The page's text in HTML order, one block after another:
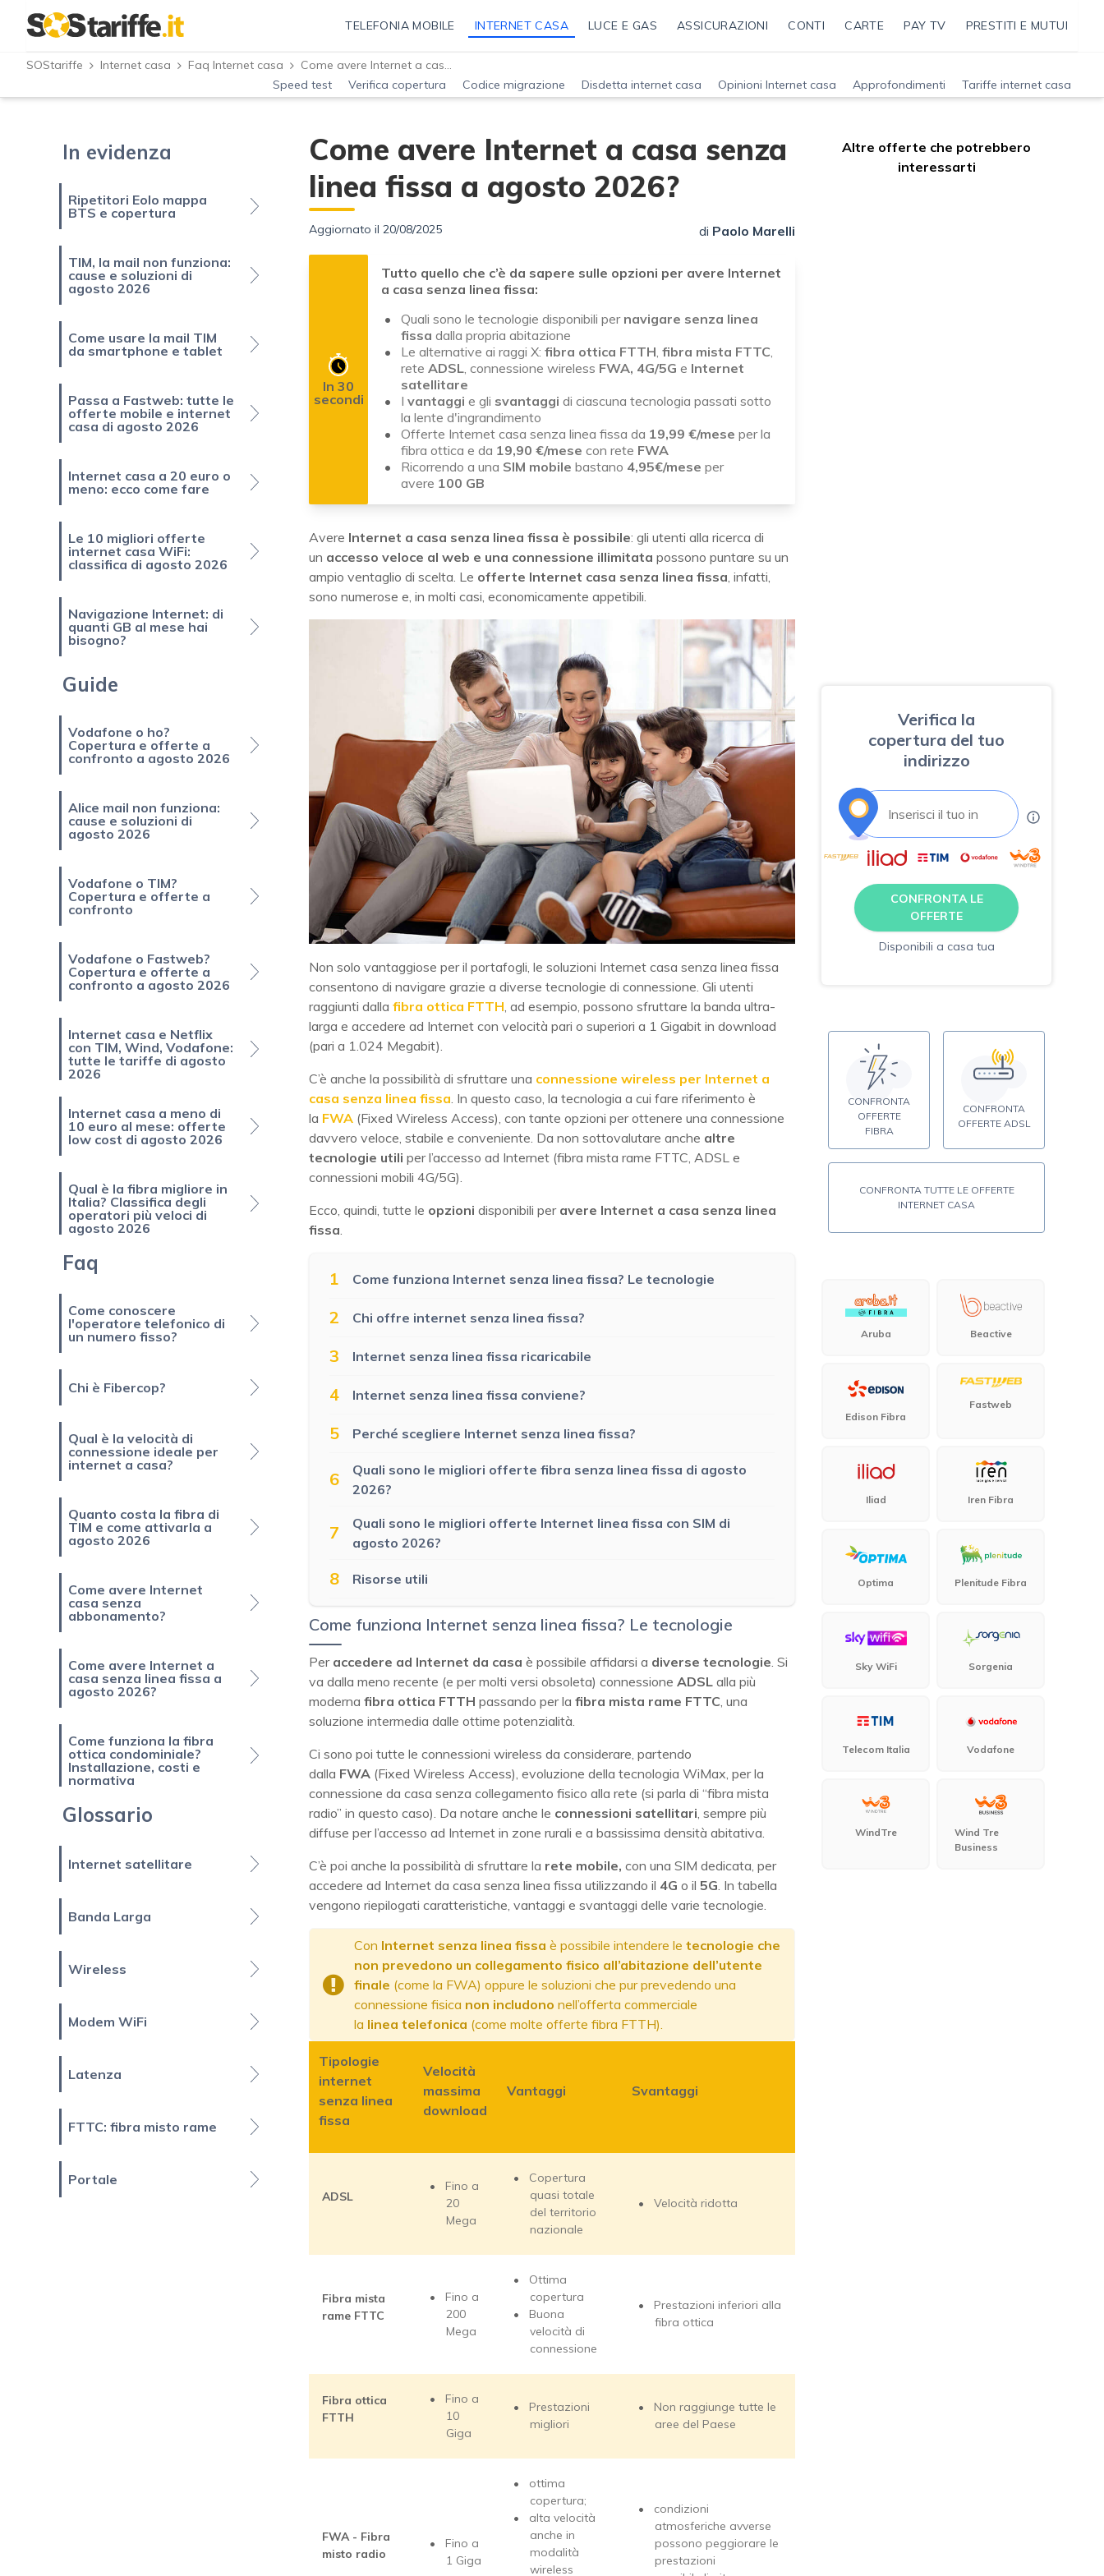
TELEFONIA MOBILE INTERNET CASA LUCE E GAS ASSICURAZIONI CONTI CARTE PAY TV PRESTITI E MUTUI
SOStariffe Internet casa Faq Internet casa
Come avere Internet a casa senza linea fissa a agosto 2026?
Speed test
Verifica copertura Codice migrazione Disdetta internet casa Opinioni Internet casa Approfondimenti Tariffe internet casa
In evidenza
Ripetitori Eolo mappa
BTS e copertura
TIM, la mail non funziona:
cause e soluzioni di
agosto 2026
Come usare la mail TIM
da smartphone e tablet
Passa a Fastweb: tutte le
offerte mobile e internet
casa di agosto 2026
Internet casa a 20 euro o
meno: ecco come fare
Le 10 migliori offerte
internet casa WiFi:
classifica di agosto 2026
Navigazione Internet: di
quanti GB al mese hai
bisogno?
Guide
Vodafone o ho?
Copertura e offerte a
confronto a agosto 2026
Alice mail non funziona:
cause e soluzioni di
agosto 2026
Vodafone o TIM?
Copertura e offerte a
confronto
Vodafone o Fastweb?
Copertura e offerte a
confronto a agosto 2026
Internet casa e Netflix
con TIM, Wind, Vodafone:
tutte le tariffe di agosto
2026
Internet casa a meno di
10 euro al mese: offerte
low cost di agosto 2026
Qual è la fibra migliore in
Italia? Classifica degli
operatori più veloci di
agosto 2026
Faq
Come conoscere
l'operatore telefonico di
un numero fisso?
Chi è Fibercop?
Qual è la velocità di
connessione ideale per
internet a casa?
Quanto costa la fibra di
TIM e come attivarla a
agosto 2026
Come avere Internet
casa senza
abbonamento?
Come avere Internet a
casa senza linea fissa a
agosto 2026?
Come funziona la fibra
ottica condominiale?
Installazione, costi e
normativa
Glossario
Internet satellitare
Banda Larga
Wireless
Modem WiFi
Latenza
FTTC: fibra misto rame
Portale
Come avere Internet a casa senza
linea fissa a agosto 2026?
Aggiornato il 20/08/2025 di Paolo Marelli
In 30
secondi
Tutto quello che c’è da sapere sulle opzioni per avere Internet
a casa senza linea fissa:
Quali sono le tecnologie disponibili per navigare senza linea
fissa dalla propria abitazione
Le alternative ai raggi X: fibra ottica FTTH, fibra mista FTTC,
rete ADSL, connessione wireless FWA, 4G/5G e Internet
satellitare
I vantaggi e gli svantaggi di ciascuna tecnologia passati sotto
la lente d'ingrandimento
Offerte Internet casa senza linea fissa da 19,99 €/mese per la
fibra ottica e da 19,90 €/mese con rete FWA
Ricorrendo a una SIM mobile bastano 4,95€/mese per
avere 100 GB
Avere Internet a casa senza linea fissa è possibile: gli utenti alla ricerca di
un accesso veloce al web e una connessione illimitata possono puntare su un
ampio ventaglio di scelta. Le offerte Internet casa senza linea fissa, infatti,
sono numerose e, in molti casi, economicamente appetibili.
Non solo vantaggiose per il portafogli, le soluzioni Internet casa senza linea fissa
consentono di navigare grazie a diverse tecnologie di connessione. Gli utenti
raggiunti dalla fibra ottica FTTH, ad esempio, possono sfruttare la banda ultra-
larga e accedere ad Internet con velocità pari o superiori a 1 Gigabit in download
(pari a 1.024 Megabit).
C’è anche la possibilità di sfruttare una connessione wireless per Internet a
casa senza linea fissa. In questo caso, la tecnologia a cui fare riferimento è
la FWA (Fixed Wireless Access), con tante opzioni per ottenere una connessione
davvero veloce, stabile e conveniente. Da non sottovalutare anche altre
tecnologie utili per l’accesso ad Internet (fibra mista rame FTTC, ADSL e
connessioni mobili 4G/5G).
Ecco, quindi, tutte le opzioni disponibili per avere Internet a casa senza linea
fissa.
1 Come funziona Internet senza linea fissa? Le tecnologie
2 Chi offre internet senza linea fissa?
3 Internet senza linea fissa ricaricabile
4 Internet senza linea fissa conviene?
5 Perché scegliere Internet senza linea fissa?
6
Quali sono le migliori offerte fibra senza linea fissa di agosto
2026?
7
Quali sono le migliori offerte Internet linea fissa con SIM di
agosto 2026?
8 Risorse utili
Come funziona Internet senza linea fissa? Le tecnologie
Per accedere ad Internet da casa è possibile affidarsi a diverse tecnologie. Si
va dalla meno recente (e per molti versi obsoleta) connessione ADSL alla più
moderna fibra ottica FTTH passando per la fibra mista rame FTTC, una
soluzione intermedia dalle ottime potenzialità.
Ci sono poi tutte le connessioni wireless da considerare, partendo
dalla FWA (Fixed Wireless Access), evoluzione della tecnologia WiMax, per la
connessione da casa senza collegamento fisico alla rete (si parla di “fibra mista
radio” in questo caso). Da notare anche le connessioni satellitari, sempre più
diffuse per l’accesso ad Internet in zone rurali e a bassissima densità abitativa.
C’è poi anche la possibilità di sfruttare la rete mobile, con una SIM dedicata, per
accedere ad Internet da casa senza linea fissa utilizzando il 4G o il 5G. In tabella
vengono riepilogati caratteristiche, vantaggi e svantaggi delle varie tecnologie.
Con Internet senza linea fissa è possibile intendere le tecnologie che
non prevedono un collegamento fisico all’abitazione dell’utente
finale (come la FWA) oppure le soluzioni che pur prevedendo una
connessione fisica non includono nell’offerta commerciale
la linea telefonica (come molte offerte fibra FTTH).
Tipologie
internet
senza linea
fissa
Velocità
massima
download
Vantaggi Svantaggi
ADSL
Fino a
20
Mega
Copertura
quasi totale
del territorio
nazionale
Velocità ridotta
Fibra mista
rame FTTC
Fino a
200
Mega
Ottima
copertura
Buona
velocità di
connessione
Prestazioni inferiori alla
fibra ottica
Fibra ottica
FTTH
Fino a
10
Giga
Prestazioni
migliori
Non raggiunge tutte le
aree del Paese
FWA - Fibra
misto radio
Fino a
1 Giga
ottima
copertura;
alta velocità
anche in
modalità
wireless
condizioni
atmosferiche avverse
possono peggiorare le
prestazioni
Altre offerte che potrebbero
interessarti
Verifica la
copertura del tuo
indirizzo
CONFRONTA LE
OFFERTE
Disponibili a casa tua
CONFRONTA
OFFERTE
FIBRA
CONFRONTA
OFFERTE ADSL
CONFRONTA TUTTE LE OFFERTE
INTERNET CASA
Aruba Beactive
Edison Fibra
Fastweb
Iliad Iren Fibra
Optima Plenitude Fibra
Sky WiFi Sorgenia
Telecom Italia Vodafone
WindTre
Wind Tre
Business